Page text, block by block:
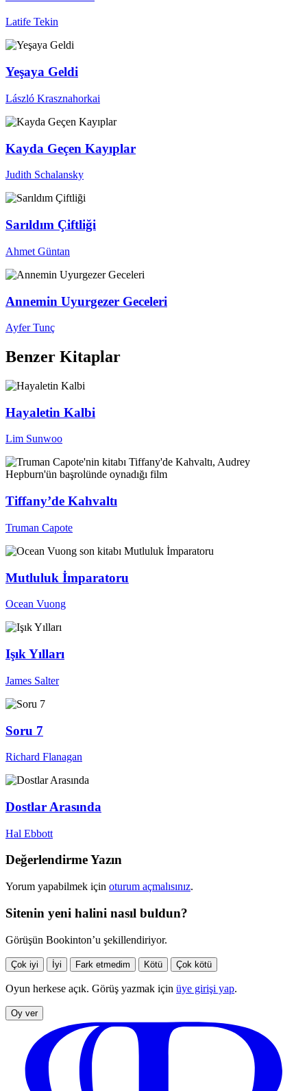
Latife Tekin
Yeşaya Geldi
László Krasznahorkai
Kayda Geçen Kayıplar
Judith Schalansky
Sarıldım Çiftliği
Ahmet Güntan
Annemin Uyurgezer Geceleri
Ayfer Tunç
Benzer Kitaplar
Hayaletin Kalbi
Lim Sunwoo
Tiffany’de Kahvaltı
Truman Capote
Mutluluk İmparatoru
Ocean Vuong
Işık Yılları
James Salter
Soru 7
Richard Flanagan
Dostlar Arasında
Hal Ebbott
Değerlendirme Yazın
Yorum yapabilmek için oturum açmalısınız.
Sitenin yeni halini nasıl buldun?
Görüşün Bookinton’u şekillendiriyor.
Çok iyi İyi Fark etmedim Kötü Çok kötü
Oyun herkese açık. Görüş yazmak için üye girişi yap.
Oy ver